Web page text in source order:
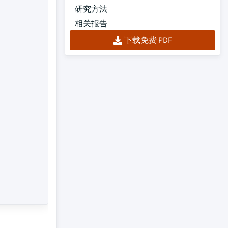
研究方法
相关报告
下载免费 PDF